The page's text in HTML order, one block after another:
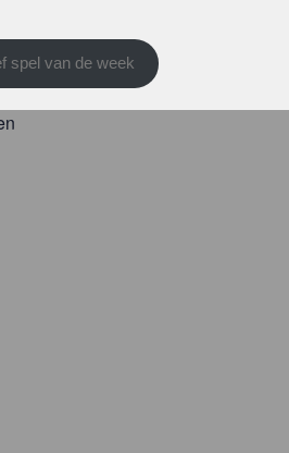
spel van de week